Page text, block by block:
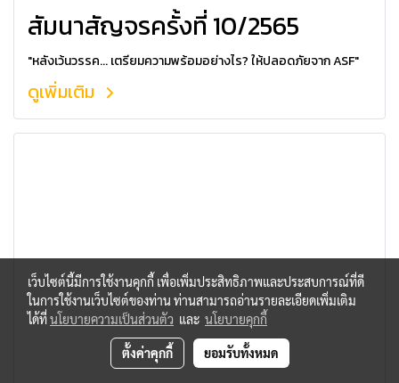
สัมนาสัญจรครั้งที่ 10/2565
"หลังเว้นวรรค... เตรียมความพร้อมอย่างไร? ให้ปลอดภัยจาก ASF"
ดูเพิ่มเติม
เว็บไซต์นี้มีการใช้งานคุกกี้ เพื่อเพิ่มประสิทธิภาพและประสบการณ์ที่ดี
ในการใช้งานเว็บไซต์ของท่าน ท่านสามารถอ่านรายละเอียดเพิ่มเติม
ได้ที่นโยบายความเป็นส่วนตัว และ นโยบายคุกกี้
ตั้งค่าคุกกี้ ยอมรับทั้งหมด